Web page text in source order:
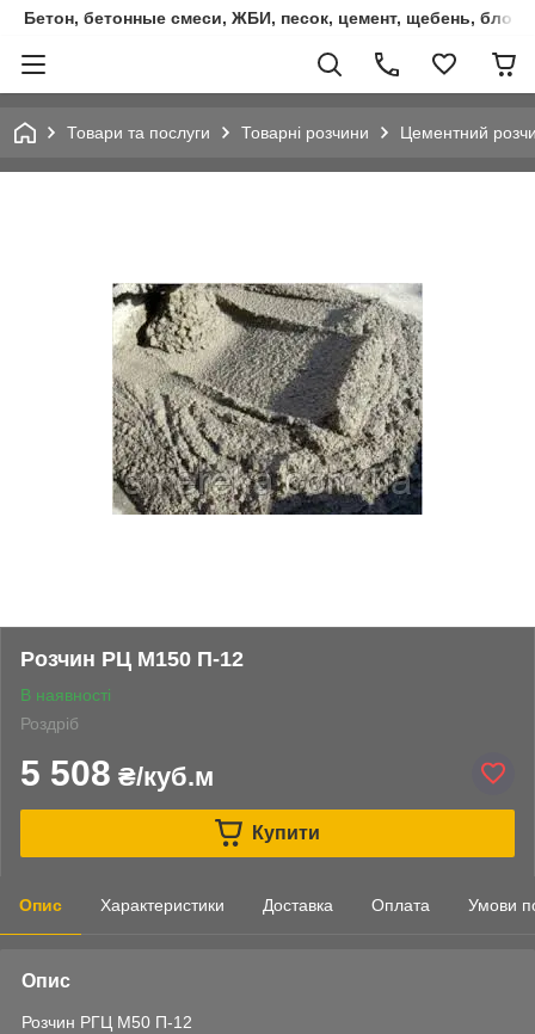
Бетон, бетонные смеси, ЖБИ, песок, цемент, щебень,
Товари та послуги Товарні розчини Цементний
Розчин РЦ М150 П-12
В наявності
Роздріб
5 508 ₴/куб.м
Купити
Опис Характеристики Доставка Оплата Умови
Опис
Розчин РГЦ М50 П-12